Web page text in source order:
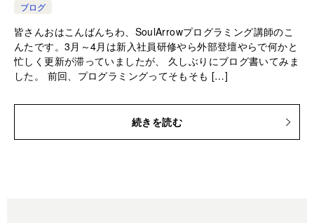
ブログ
皆さんおはこんばんちわ、SoulArrowプログラミング講師のこ
んたです。3月～4月は新入社員研修やら外部登壇やらで何かと
忙しく更新が滞っていましたが、 久しぶりにブログ書いてみま
した。 前回、プログラミングってそもそも […]
続きを読む